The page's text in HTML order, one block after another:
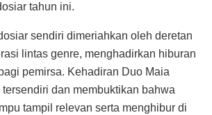
tahun ini.
sendiri dimeriahkan oleh deretan
lintas genre, menghadirkan hiburan
pemirsa. Kehadiran Duo Maia
dan membuktikan bahwa
tampil relevan serta menghibur di